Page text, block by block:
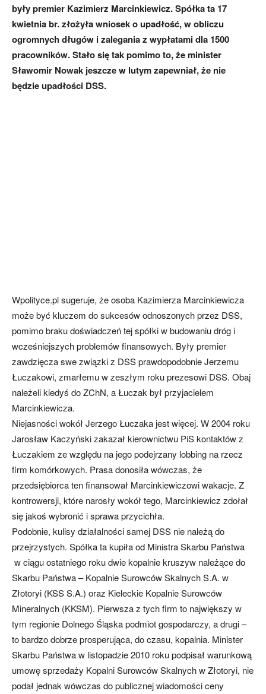
były premier Kazimierz Marcinkiewicz. Spółka ta 17
kwietnia br. złożyła wniosek o upadłość, w obliczu
ogromnych długów i zalegania z wypłatami dla 1500
pracowników. Stało się tak pomimo to, że minister
Sławomir Nowak jeszcze w lutym zapewniał, że nie
będzie upadłości DSS.
Wpolityce.pl sugeruje, że osoba Kazimierza Marcinkiewicza
może być kluczem do sukcesów odnoszonych przez DSS,
pomimo braku doświadczeń tej spółki w budowaniu dróg i
wcześniejszych problemów finansowych. Były premier
zawdzięcza swe związki z DSS prawdopodobnie Jerzemu
Łuczakowi, zmarłemu w zeszłym roku prezesowi DSS. Obaj
należeli kiedyś do ZChN, a Łuczak był przyjacielem
Marcinkiewicza.
Niejasności wokół Jerzego Łuczaka jest więcej. W 2004 roku
Jarosław Kaczyński zakazał kierownictwu PiS kontaktów z
Łuczakiem ze względu na jego podejrzany lobbing na rzecz
firm komórkowych. Prasa donosiła wówczas, że
przedsiębiorca ten finansował Marcinkiewiczowi wakacje. Z
kontrowersji, które narosły wokół tego, Marcinkiewicz zdołał
się jakoś wybronić i sprawa przycichła.
Podobnie, kulisy działalności samej DSS nie należą do
przejrzystych. Spółka ta kupiła od Ministra Skarbu Państwa
w ciągu ostatniego roku dwie kopalnie kruszyw należące do
Skarbu Państwa – Kopalnie Surowców Skalnych S.A. w
Złotoryi (KSS S.A.) oraz Kieleckie Kopalnie Surowców
Mineralnych (KKSM). Pierwsza z tych firm to największy w
tym regionie Dolnego Śląska podmiot gospodarczy, a drugi –
to bardzo dobrze prosperująca, do czasu, kopalnia. Minister
Skarbu Państwa w listopadzie 2010 roku podpisał warunkową
umowę sprzedaży Kopalni Surowców Skalnych w Złotoryi, nie
podał jednak wówczas do publicznej wiadomości ceny